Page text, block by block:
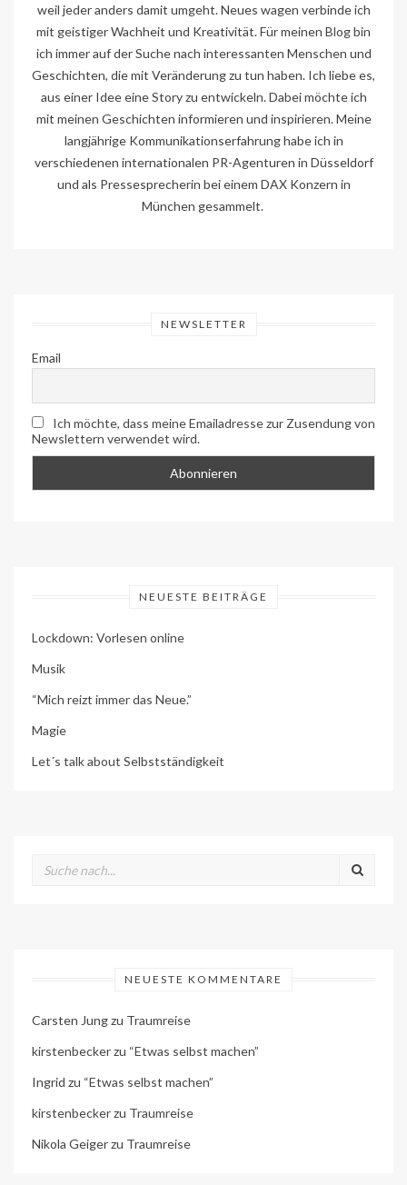
weil jeder anders damit umgeht. Neues wagen verbinde ich
mit geistiger Wachheit und Kreativität. Für meinen Blog bin
ich immer auf der Suche nach interessanten Menschen und
Geschichten, die mit Veränderung zu tun haben. Ich liebe es,
aus einer Idee eine Story zu entwickeln. Dabei möchte ich
mit meinen Geschichten informieren und inspirieren. Meine
langjährige Kommunikationserfahrung habe ich in
verschiedenen internationalen PR-Agenturen in Düsseldorf
und als Pressesprecherin bei einem DAX Konzern in
München gesammelt.
NEWSLETTER
Email
Ich möchte, dass meine Emailadresse zur Zusendung von
Newslettern verwendet wird.
NEUESTE BEITRÄGE
Lockdown: Vorlesen online
Musik
“Mich reizt immer das Neue.”
Magie
Let´s talk about Selbstständigkeit
NEUESTE KOMMENTARE
Carsten Jungzu Traumreise
kirstenbeckerzu “Etwas selbst machen”
Ingrid zu “Etwas selbst machen”
kirstenbeckerzu Traumreise
Nikola Geigerzu Traumreise